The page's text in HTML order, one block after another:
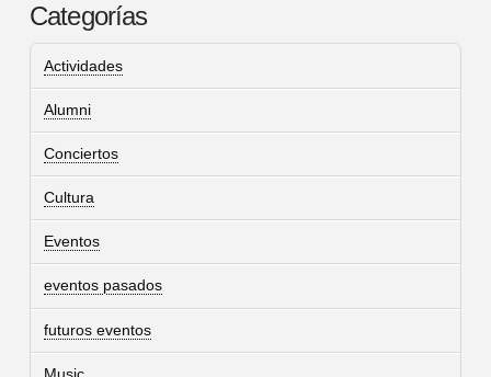
Categorías
Actividades
Alumni
Conciertos
Cultura
Eventos
eventos pasados
futuros eventos